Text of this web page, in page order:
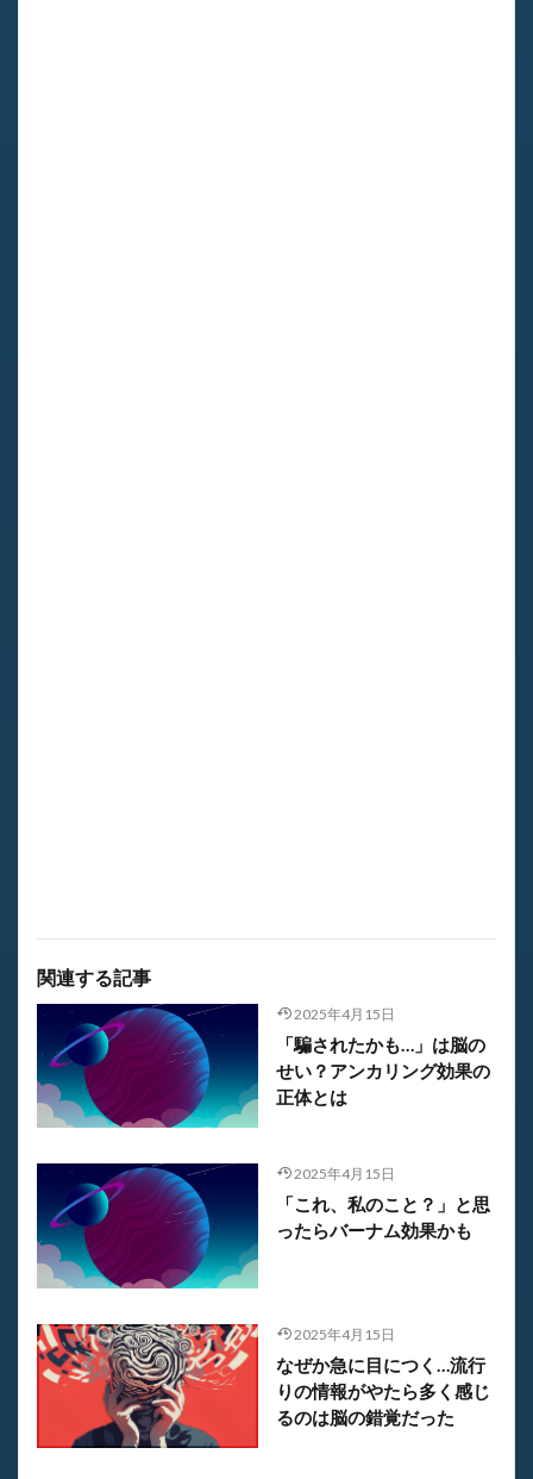
関連する記事
2025年4月15日
「騙されたかも…」は脳の
せい？アンカリング効果の
正体とは
2025年4月15日
「これ、私のこと？」と思
ったらバーナム効果かも
2025年4月15日
なぜか急に目につく…流行
りの情報がやたら多く感じ
るのは脳の錯覚だった